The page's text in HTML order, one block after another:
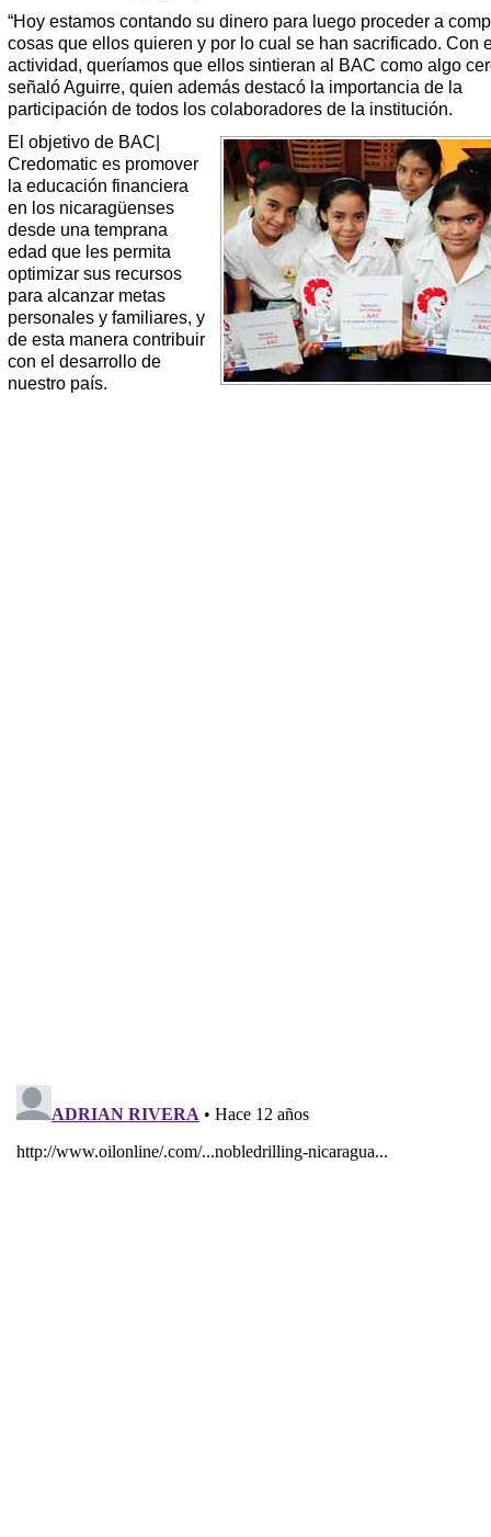
“Hoy estamos contando su dinero para luego proceder a
cosas que ellos quieren y por lo cual se han sacrificado. Con
actividad, queríamos que ellos sintieran al BAC como algo
señaló Aguirre, quien además destacó la importancia de la
participación de todos los colaboradores de la institución.
El objetivo de BAC|
Credomatic es promover
la educación financiera
en los nicaragüenses
desde una temprana
edad que les permita
optimizar sus recursos
para alcanzar metas
personales y familiares, y
de esta manera contribuir
con el desarrollo de
nuestro país.